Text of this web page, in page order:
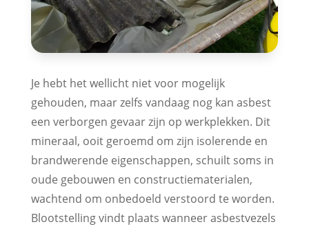
Je hebt het wellicht niet voor mogelijk
gehouden, maar zelfs vandaag nog kan asbest
een verborgen gevaar zijn op werkplekken. Dit
mineraal, ooit geroemd om zijn isolerende en
brandwerende eigenschappen, schuilt soms in
oude gebouwen en constructiematerialen,
wachtend om onbedoeld verstoord te worden.
Blootstelling vindt plaats wanneer asbestvezels